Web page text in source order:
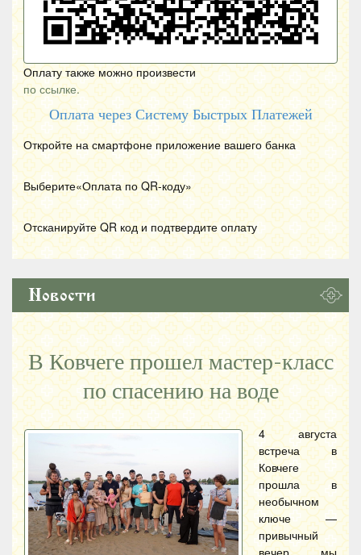
Оплату также можно произвести
по ссылке.
Оплата через Систему Быстрых Платежей
Откройте на смартфоне приложение вашего банка
Выберите«Оплата по QR-коду»
Отсканируйте QR код и подтвердите оплату
Новости
В Ковчеге прошел мастер-класс
по спасению на воде
4 августа
встреча в
Ковчеге
прошла в
необычном
ключе —
привычный
вечер мы